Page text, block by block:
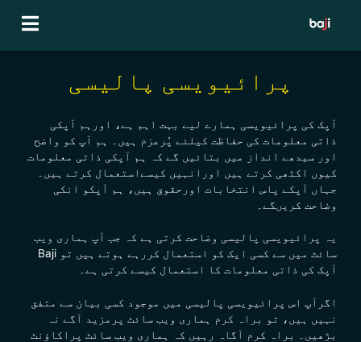
پرائیویسی پالیسی
آپک کی پرائیویسی ہمارے لیے بہت اہم ہے، اورہم آپکی
ذاتی معلومات کی حفاظت کیلئے پُرعزم ہیں۔ ہم آپ کو واضح
اور سیدھے انداز میں بتائیں گے کہ ہم آپکی ذاتی معلومات
کیوں اکٹھی کرتے ہیں اورانہیں کیسےاستعمال کرتے ہیں۔
جہاں آپکے پاس انتخابات اورحقوق ہیں، ہم آپکو انکی
وضاحت کریںگے۔
یہ پرائیویسی پالیسی وضاحت کرتی ہے کہ جب آپ ہماری ویب
سائٹ میں سے کسی ایک کو استعمال کررہے ہوتے ہیں تو Baji
آپک کی ذاتی معلومات کا استعمال کیسے کرتی ہے۔
اگرآپ اس پرائیویسی پالیسی میں موجود کسی بیان سے متفق
نہیں ہیں، تو براہ کرم ہماری ویب سائٹ پرمزید آگے نہ
بڑھیں۔ براہ کرم آگاہ رہیں کہ ہماری ویب سائٹ پراکاؤنٹ